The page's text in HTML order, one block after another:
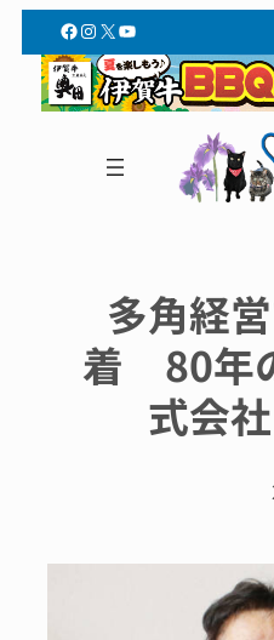
Facebook
Instagram
X YouTube
多角経
着 80年
式会